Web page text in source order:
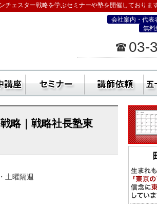
ェスター戦略を学ぶセミナーや塾を開催しております
サルティングオフィス
会社案内・代表
無料
03-
略社長塾東京・（ランチェスター経営・町コン
短期集中講座 セミナー
略｜戦略社長塾東
土曜隔週